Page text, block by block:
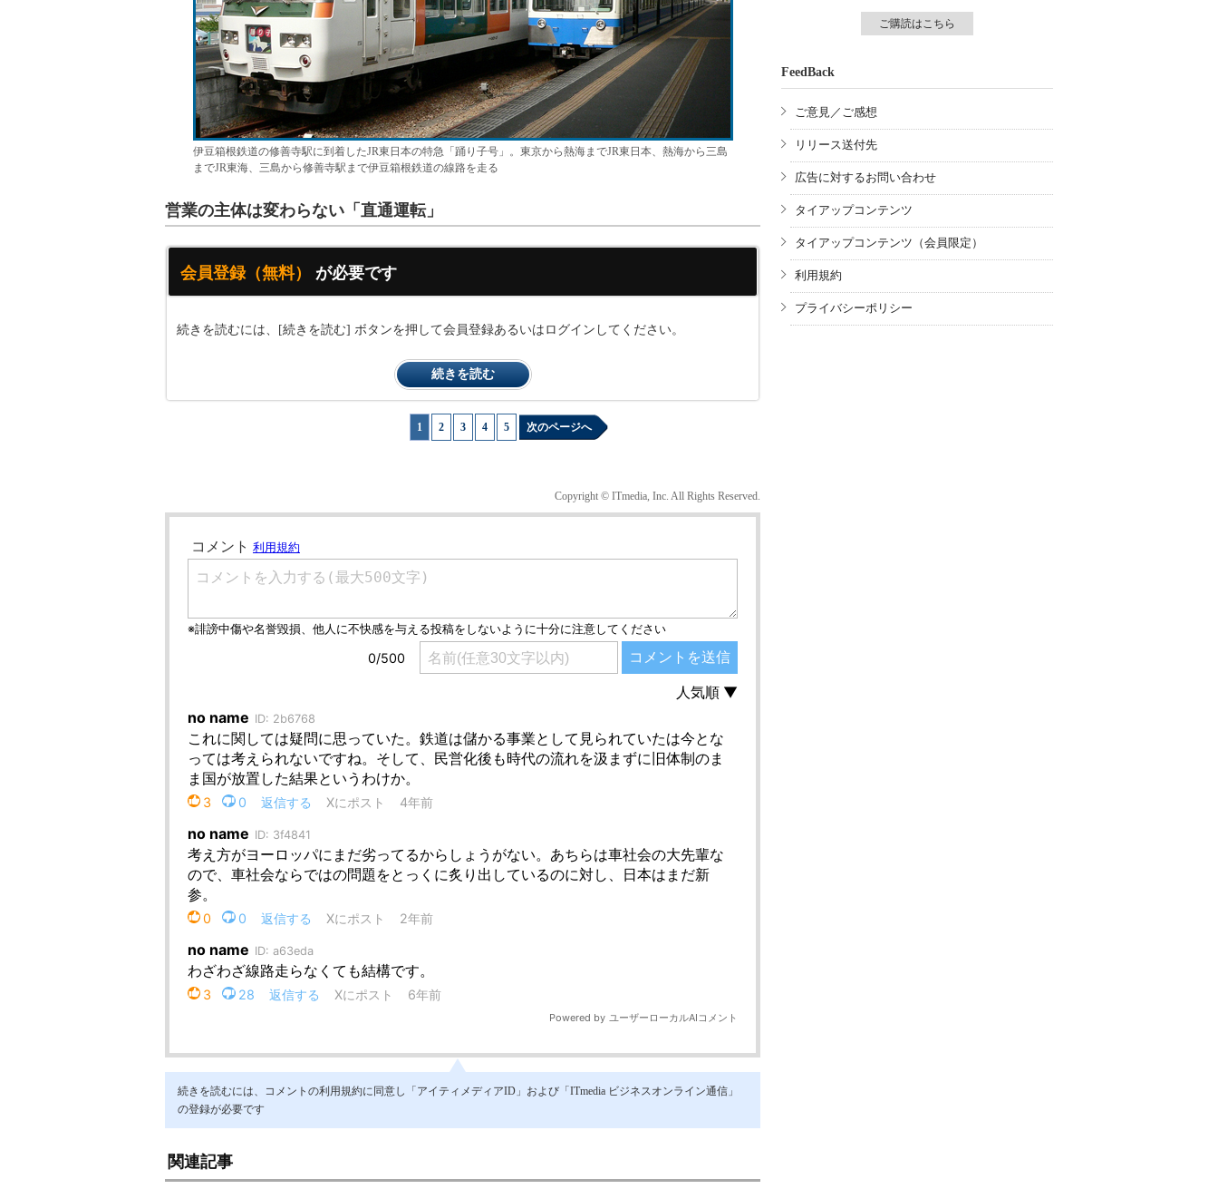
伊豆箱根鉄道の修善寺駅に到着したJR東日本の特急「踊り子号」。東京から熱海までJR東日本、熱海から三島
までJR東海、三島から修善寺駅まで伊豆箱根鉄道の線路を走る
営業の主体は変わらない「直通運転」
会員登録（無料） が必要です
続きを読むには、[続きを読む] ボタンを押して会員登録あるいはログインしてください。
続きを読む
1 2 3 4 5 次のページへ
Copyright © ITmedia, Inc. All Rights Reserved.
続きを読むには、コメントの利用規約に同意し「アイティメディアID」および「ITmedia ビジネスオンライン通信」
の登録が必要です
関連記事
ご購読はこちら
FeedBack
ご意見／ご感想
リリース送付先
広告に対するお問い合わせ
タイアップコンテンツ
タイアップコンテンツ（会員限定）
利用規約
プライバシーポリシー